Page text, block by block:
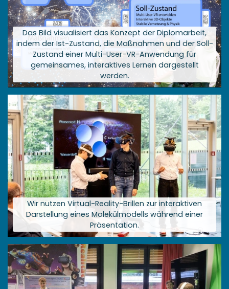
Das Bild visualisiert das Konzept der Diplomarbeit,
indem der Ist-Zustand, die Maßnahmen und der Soll-
Zustand einer Multi-User-VR-Anwendung für
gemeinsames, interaktives Lernen dargestellt
werden.
Größere
Bildversion
anzeigen
Wir nutzen Virtual-Reality-Brillen zur interaktiven
Darstellung eines Molekülmodells während einer
Präsentation.
Größere
Bildversion
anzeigen